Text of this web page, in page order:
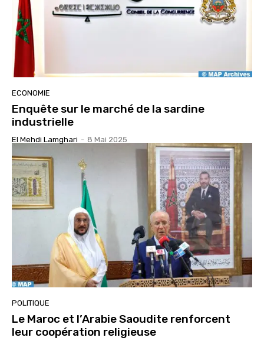
ECONOMIE
Enquête sur le marché de la sardine
industrielle
El Mehdi Lamghari - 8 Mai 2025
POLITIQUE
Le Maroc et l’Arabie Saoudite renforcent
leur coopération religieuse